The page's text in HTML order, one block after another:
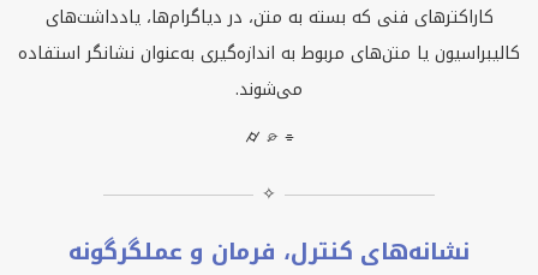
کاراکترهای فنی که بسته به متن، در دیاگرام‌ها، یادداشت‌های
کالیبراسیون یا متن‌های مربوط به اندازه‌گیری به‌عنوان نشانگر استفاده
می‌شوند.
⌭ ⌮ ⌯
✧
نشانه‌های کنترل، فرمان و عملگرگونه